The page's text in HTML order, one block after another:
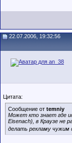
22.07.2006, 19:32:56
Цитата:
Сообщение от temniy
Может кто знает где
Eisenach), в Краузе не
делать рекламу чужим